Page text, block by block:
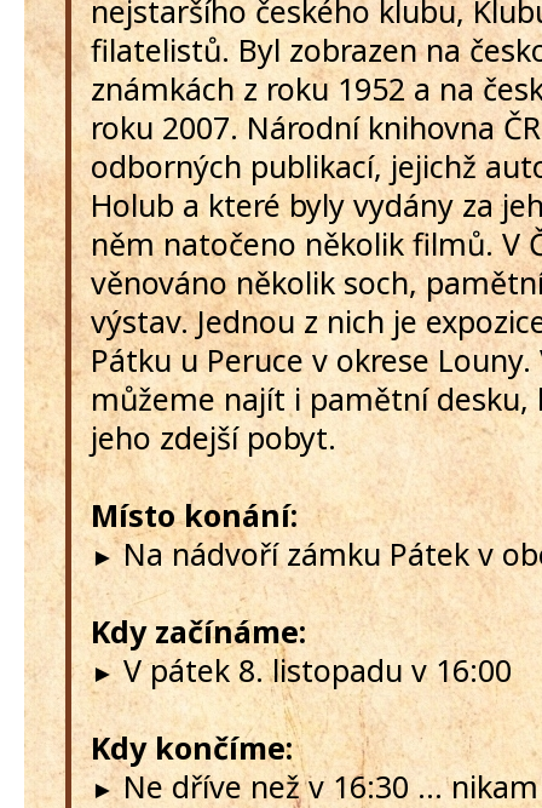
nejstaršího českého klubu,
filatelistů. Byl zobrazen na
známkách z roku 1952 a na
roku 2007. Národní knihovna
odborných publikací, jejichž
Holub a které byly vydány za
něm natočeno několik filmů. V
věnováno několik soch,
výstav. Jednou z nich je
Pátku u Peruce v okrese
můžeme najít i pamětní
jeho zdejší pobyt.
Místo konání:
►Na nádvoří zámku Pátek v
Kdy začínáme:
►V pátek 8. listopadu v 16:00
Kdy končíme:
►Ne dříve než v 16:30 ...